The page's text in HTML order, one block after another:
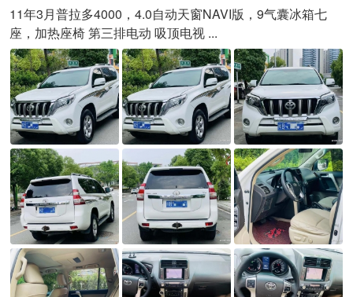
11年3月普拉多4000，4.0自动天窗NAVI版，9气囊冰箱七
座，加热座椅 第三排电动 吸顶电视 ...